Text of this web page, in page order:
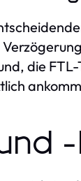
die